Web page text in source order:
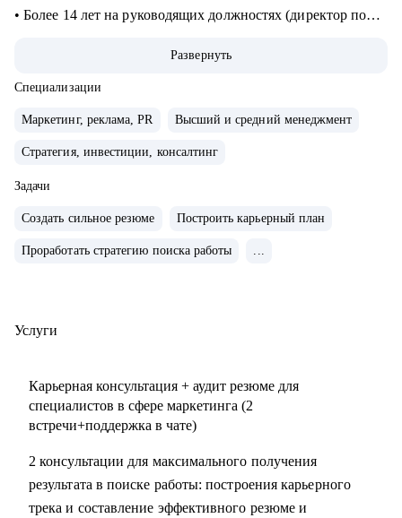
• Более 14 лет на руководящих должностях (директор по
• Обширная экспертиза в стратегическом планировании,
консалтинге, запуске новых продуктов и направлений,
рынки, в том числе международные. Опыт привлечения
инвестиций.
• 15+ опыт найма, сформировала 5 команд с нуля. Сильная
систем и процессов.
• Провела более 150 собеседований, более 120 менторских
странах MENA.
С чем помогу:
• Подготовиться к карьерному переходу в сферу
маркетинга, и в сфере маркетинга из одной отрасли в
другую
• Выявить сильные стороны, а главное, ключевую
Развернуть
Специализации
Маркетинг, реклама, PR Высший и средний менеджмент
Стратегия, инвестиции, консалтинг
Задачи
Создать сильное резюме Построить карьерный план
Проработать стратегию поиска работы ...
Услуги
Карьерная консультация + аудит резюме для
специалистов в сфере маркетинга (2
встречи+поддержка в чате)
2 консультации для максимального получения
результата в поиске работы: построения карьерного
трека и составление эффективного резюме и